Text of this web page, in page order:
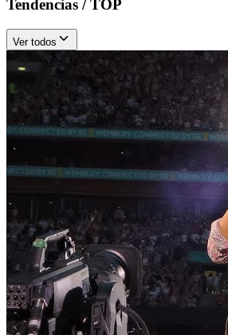
Tendencias / TOP
Ver todos